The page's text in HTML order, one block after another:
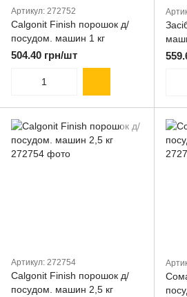
Артикул: 272752
Calgonit Finish порошок д/
посудом. машин 1 кг
504.40 грн/шт
Артикул: 272754
Calgonit Finish порошок д/
посудом. машин 2,5 кг